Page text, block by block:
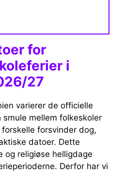
for
i
27
varierer de officielle
mellem folkeskoler
forsvinder dog,
datoer. Dette
og religiøse helligdage
Derfor har vi